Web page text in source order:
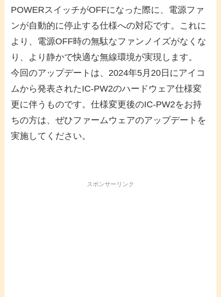
POWERスイッチがOFFになった際に、電源ファ
ンが自動的に停止する仕様への対応です。これに
より、電源OFF時の無駄なファンノイズがなくな
り、より静かで快適な無線環境が実現します。
今回のアップデートは、2024年5月20日にアイコ
ムから発表されたIC-PW2のハードウェア仕様変
更に伴うものです。仕様変更後のIC-PW2をお持
ちの方は、ぜひファームウェアのアップデートを
実施してください。
スポンサーリンク